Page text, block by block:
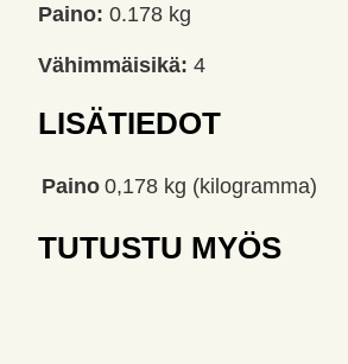
Paino: 0.178 kg
Vähimmäisikä: 4
LISÄTIEDOT
Paino 0,178 kg (kilogramma)
TUTUSTU MYÖS